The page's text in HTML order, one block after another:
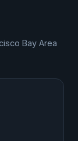
Bay Area